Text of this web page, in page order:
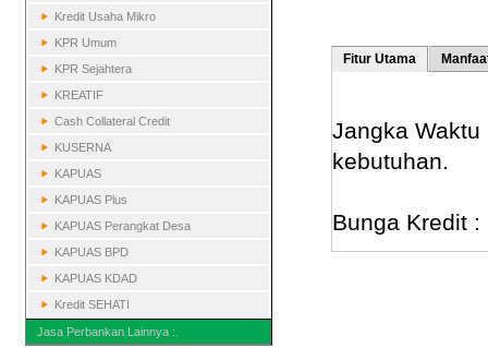
Kredit Usaha Mikro
KPR Umum
KPR Sejahtera
KREATIF
Cash Collateral Credit
KUSERNA
KAPUAS
KAPUAS Plus
KAPUAS Perangkat Desa
KAPUAS BPD
KAPUAS KDAD
Kredit SEHATI
Jasa Perbankan Lainnya :.
Fitur Utama
Jangka
kebutuhan.
Bunga Kredit